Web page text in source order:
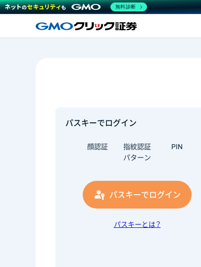
パスキーでログイン
顔認証 指紋認証
PIN
パターン
パスキーでログイン
パスキーとは？
無料診断